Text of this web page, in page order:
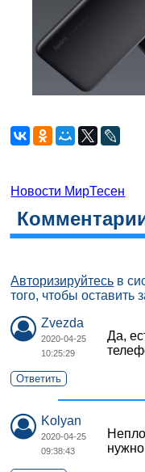
Новости МирТесен
Авторизируйтесь в
того, чтобы оставить
Zvezda
2020-04-25
10:25:29
Да,
Ответить
Kolyan
2020-04-25
09:38:43